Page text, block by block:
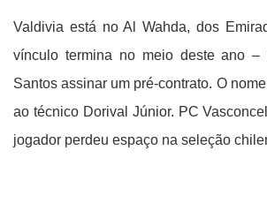
Valdivia está no Al Wahda, dos
vínculo termina no meio deste ano
Santos assinar um pré-contrato. O
ao técnico Dorival Júnior. PC
jogador perdeu espaço na seleção